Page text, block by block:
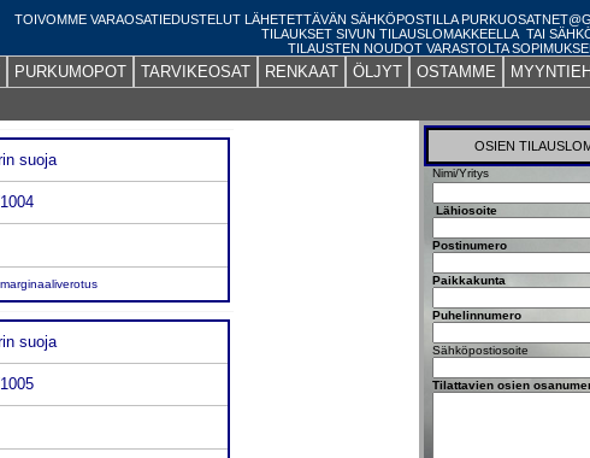
TOIVOMME VARAOSATIEDUSTELUT LÄHETETTÄVÄN SÄHKÖPOSTILLA
TILAUKSET SIVUN TILAUSLOMAKKEELLA TAI
TILAUSTEN NOUDOT VARASTOLTA
PURKUMOPOT TARVIKEOSAT RENKAAT ÖLJYT OSTAMME
suoja
, marginaaliverotus
suoja
OSIEN
Nimi/Yritys
Lähiosoite
Postinumero
Paikkakunta
Puhelinnumero
Sähköpostiosoite
Tilattavien osien